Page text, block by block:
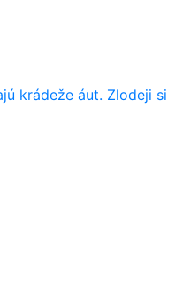
krádeže áut. Zlodeji si